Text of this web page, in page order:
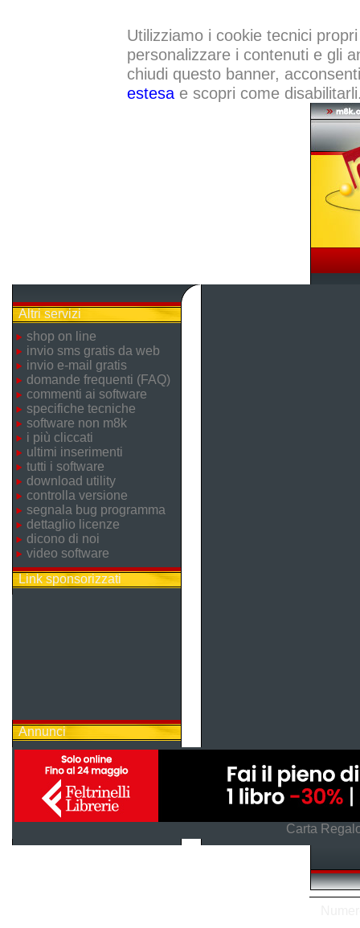
Utilizziamo i cookie tecnici
personalizzare i contenuti e gli
chiudi questo banner,
estesae scopri come
Altri servizi
shop on line
invio sms gratis da web
invio e-mail gratis
domande frequenti (FAQ)
commenti ai software
specifiche tecniche
software non m8k
i più cliccati
ultimi inserimenti
tutti i software
download utility
controlla versione
segnala bug programma
dettaglio licenze
dicono di noi
video software
Link sponsorizzati
Annunci
Carta